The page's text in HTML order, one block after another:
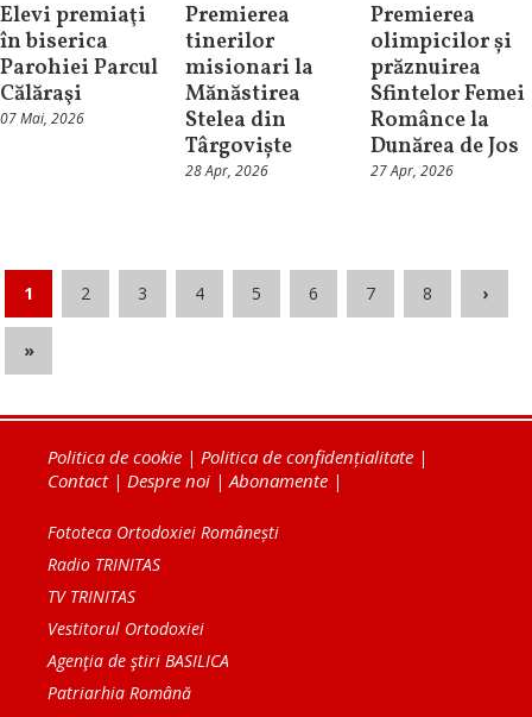
Elevi premiaţi
în biserica
Parohiei Parcul
Călăraşi
07 Mai, 2026
Premierea
tinerilor
misionari la
Mănăstirea
Stelea din
Târgoviște
28 Apr, 2026
Premierea
olimpicilor și
prăznuirea
Sfintelor Femei
Românce la
Dunărea de Jos
27 Apr, 2026
1 2 3 4 5 6 7 8 ›
»
Politica de cookie | Politica de confidențialitate |
Contact| Despre noi |Abonamente |
Fototeca Ortodoxiei Românești
Radio TRINITAS
TV TRINITAS
Vestitorul Ortodoxiei
Agenţia de ştiri BASILICA
Patriarhia Română